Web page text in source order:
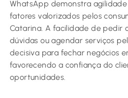
WhatsApp demonstra
fatores valorizados pelos
Catarina. A facilidade de pedir
dúvidas ou agendar serviços
decisiva para fechar negócios
favorecendo a confiança do
oportunidades.